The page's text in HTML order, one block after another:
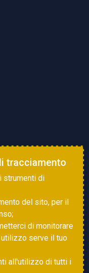
tracciamento
strumenti di
del sito, per il
di monitorare
serve il tuo
all'utilizzo di tutti i